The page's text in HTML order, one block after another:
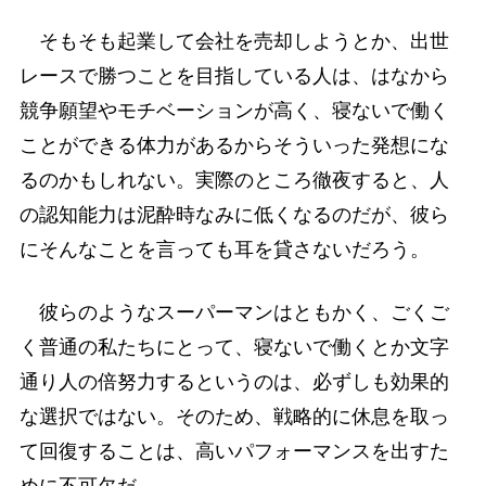
そもそも起業して会社を売却しようとか、出世
レースで勝つことを目指している人は、はなから
競争願望やモチベーションが高く、寝ないで働く
ことができる体力があるからそういった発想にな
るのかもしれない。実際のところ徹夜すると、人
の認知能力は泥酔時なみに低くなるのだが、彼ら
にそんなことを言っても耳を貸さないだろう。
彼らのようなスーパーマンはともかく、ごくご
く普通の私たちにとって、寝ないで働くとか文字
通り人の倍努力するというのは、必ずしも効果的
な選択ではない。そのため、戦略的に休息を取っ
て回復することは、高いパフォーマンスを出すた